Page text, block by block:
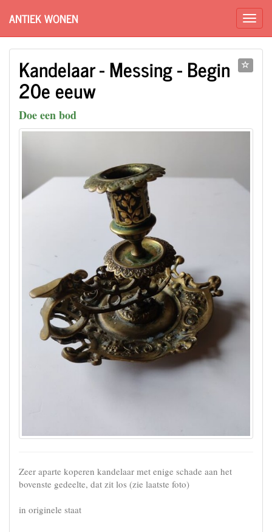
ANTIEK WONEN
Kandelaar - Messing - Begin
20e eeuw
Doe een bod
Zeer aparte koperen kandelaar met enige schade aan het
bovenste gedeelte, dat zit los (zie laatste foto)
in originele staat